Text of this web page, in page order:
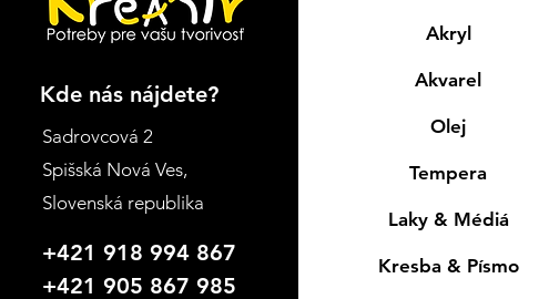
Kde nás nájdete?
Sadrovcová 2
Spišská Nová Ves,
Slovenská republika
+421 918 994 867
+421 905 867 985
Akryl
Akvarel
Olej
Tempera
Laky & Médiá
Kresba & Písmo